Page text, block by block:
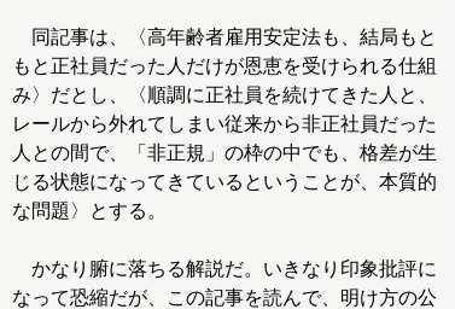
同記事は、〈高年齢者雇用安定法も、結局もと
もと正社員だった人だけが恩恵を受けられる仕組
み〉だとし、〈順調に正社員を続けてきた人と、
レールから外れてしまい従来から非正社員だった
人との間で、「非正規」の枠の中でも、格差が生
じる状態になってきているということが、本質的
な問題〉とする。
かなり腑に落ちる解説だ。いきなり印象批評に
なって恐縮だが、この記事を読んで、明け方の公